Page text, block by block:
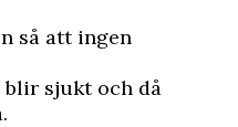
så att ingen
sjukt och då